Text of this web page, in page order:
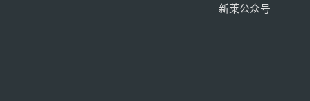
新莱公众号